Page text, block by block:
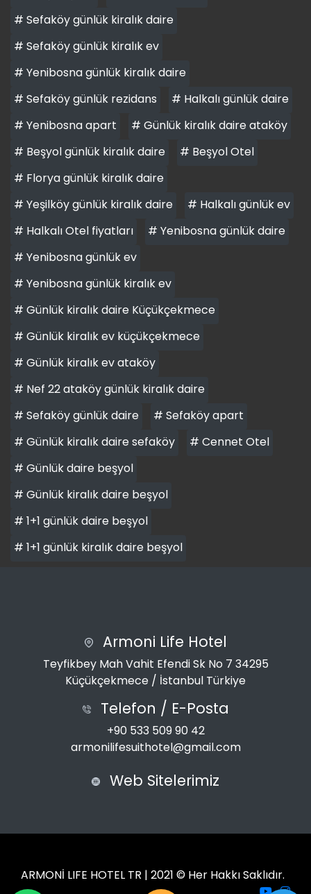
# Sefaköy günlük kiralık daire
# Sefaköy günlük kiralık ev
# Yenibosna günlük kiralık daire
# Sefaköy günlük rezidans
# Halkalı günlük daire
# Yenibosna apart
# Günlük kiralık daire ataköy
# Beşyol günlük kiralık daire
# Beşyol Otel
# Florya günlük kiralık daire
# Yeşilköy günlük kiralık daire
# Halkalı günlük ev
# Halkalı Otel fiyatları
# Yenibosna günlük daire
# Yenibosna günlük ev
# Yenibosna günlük kiralık ev
# Günlük kiralık daire Küçükçekmece
# Günlük kiralık ev küçükçekmece
# Günlük kiralık ev ataköy
# Nef 22 ataköy günlük kiralık daire
# Sefaköy günlük daire
# Sefaköy apart
# Günlük kiralık daire sefaköy
# Cennet Otel
# Günlük daire beşyol
# Günlük kiralık daire beşyol
# 1+1 günlük daire beşyol
# 1+1 günlük kiralık daire beşyol
Armoni Life Hotel
Teyfikbey Mah Vahit Efendi Sk No 7 34295
Küçükçekmece / İstanbul Türkiye
Telefon / E-Posta
+90 533 509 90 42
armonilifesuithotel@gmail.com
Web Sitelerimiz
ARMONİ LIFE HOTEL TR | 2021 © Her Hakkı Saklıdır.